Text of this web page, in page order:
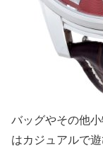
バッグやその他
はカジュアルで